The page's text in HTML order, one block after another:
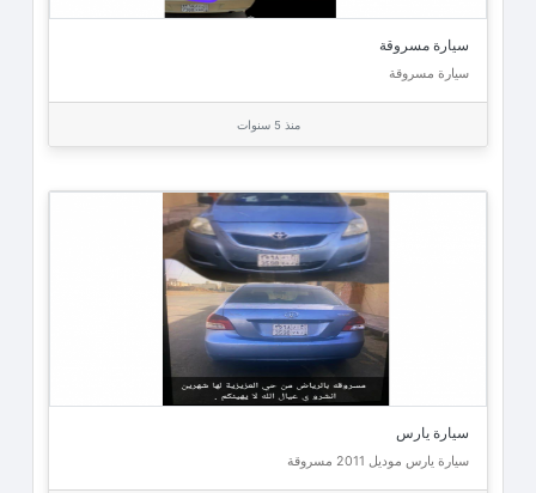
سيارة مسروقة
سيارة مسروقة
منذ 5 سنوات
سيارة يارس
سيارة يارس موديل 2011 مسروقة